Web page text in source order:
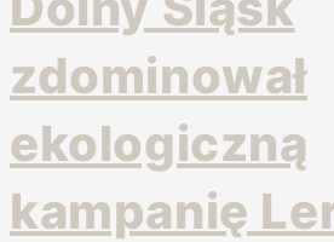
zdominował
ekologiczną
kampanię